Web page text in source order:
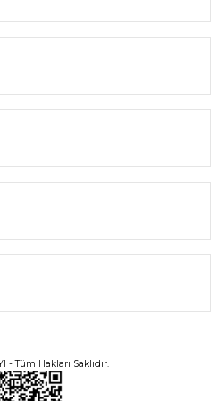
- Tüm Hakları Saklıdır.